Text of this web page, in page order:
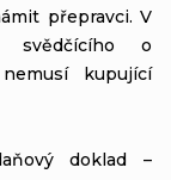
přepravci. V
svědčícího o
kupující
doklad –